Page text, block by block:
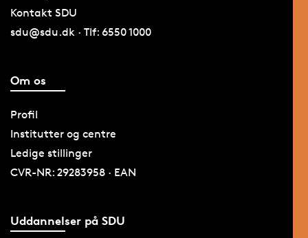
Kontakt SDU
sdu@sdu.dk · Tlf: 6550 1000
Om os
Profil
Institutter og centre
Ledige stillinger
CVR-NR: 29283958 · EAN
Uddannelser på SDU